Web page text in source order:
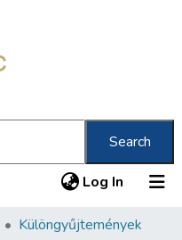
Search
Log In (current)
Különgyűjtemények